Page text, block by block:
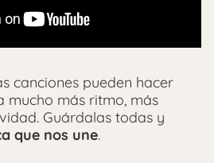
canciones pueden hacer
mucho más ritmo, más
Guárdalas todas y
que nos une.